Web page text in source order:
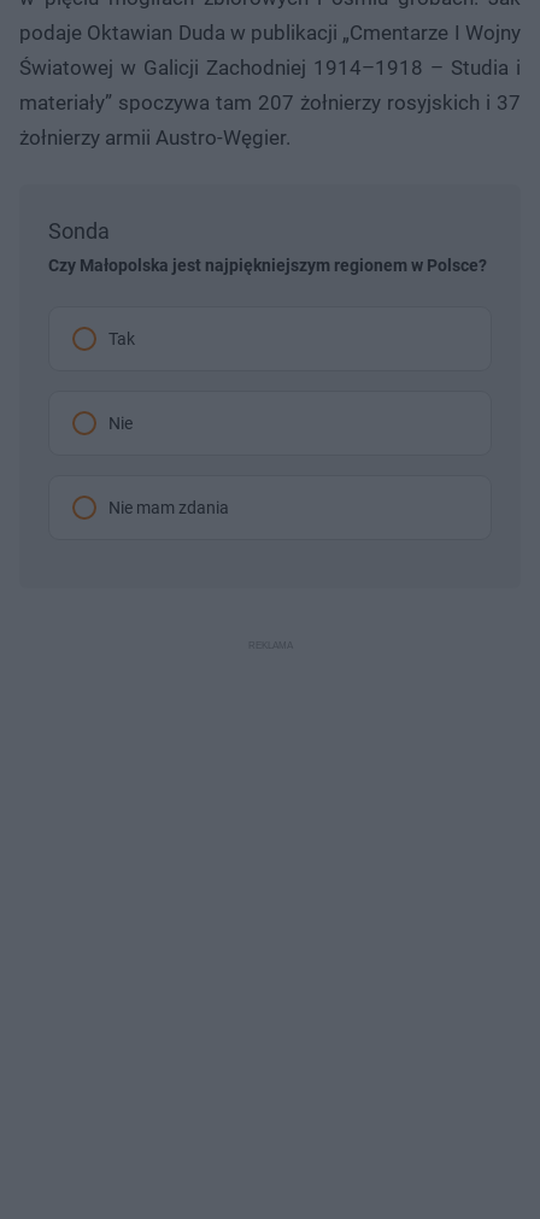
podaje Oktawian Duda w publikacji „Cmentarze I Wojny
Światowej w Galicji Zachodniej 1914–1918 – Studia i
materiały” spoczywa tam 207 żołnierzy rosyjskich i 37
żołnierzy armii Austro-Węgier.
Sonda
Czy Małopolska jest najpiękniejszym regionem w Polsce?
Tak
Nie
Nie mam zdania